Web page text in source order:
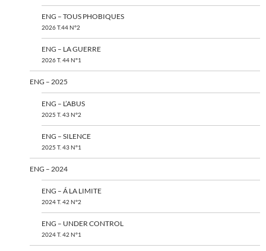
ENG – TOUS PHOBIQUES
2026 T.44 N°2
ENG – LA GUERRE
2026 T. 44 N°1
ENG – 2025
ENG – L’ABUS
2025 T. 43 N°2
ENG – SILENCE
2025 T. 43 N°1
ENG – 2024
ENG – Á LA LIMITE
2024 T. 42 N°2
ENG – UNDER CONTROL
2024 T. 42 N°1